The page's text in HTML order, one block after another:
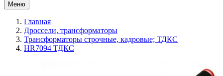
Меню
Главная
Дроссели, трансформаторы
Трансформаторы строчные, кадровые; ТДКС
HR7094 ТДКС